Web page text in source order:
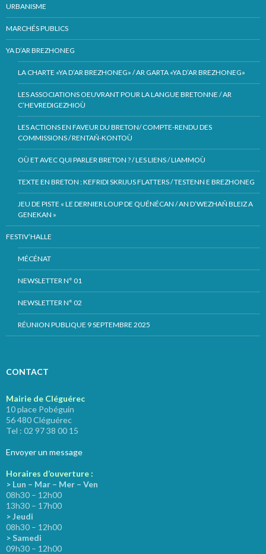
URBANISME
MARCHÉS PUBLICS
YA D’AR BREZHONEG
LA CHARTE «YA D’AR BREZHONEG» / AR GARTA «YA D’AR BREZHONEG»
LES ASSOCIATIONS OEUVRANT POUR LA LANGUE BRETONNE / AR
C’HEVREDIGEZHIOÙ
LES ACTIONS EN FAVEUR DU BRETON/ COMPTE-RENDU DES
COMMISSIONS / RENTAÑ-KONTOÙ
OÙ ET AVEC QUI PARLER BRETON ? / LES LIENS / LIAMMOÙ
TEXTE EN BRETON : KEFRIDI SKRIJUS FLATTERS / TESTENN E BREZHONEG
JEU DE PISTE « LE DERNIER LOUP DE QUÉNÉCAN / AN D’WEZHAÑ BLEIZ A
GENEKAN »
FESTIV’HALLE
MÉCÉNAT
NEWSLETTER N° 01
NEWSLETTER N° 02
RÉUNION PUBLIQUE 9 SEPTEMBRE 2025
CONTACT
Mairie de Cléguérec
10 place Pobéguin
56 480 Cléguérec
Tel : 02 97 38 00 15
Envoyer un message
Horaires d’ouverture :
> Lun – Mar – Mer – Ven
08h30 – 12h00
13h30 – 17h00
> Jeudi
08h30 – 12h00
> Samedi
09h30 – 12h00